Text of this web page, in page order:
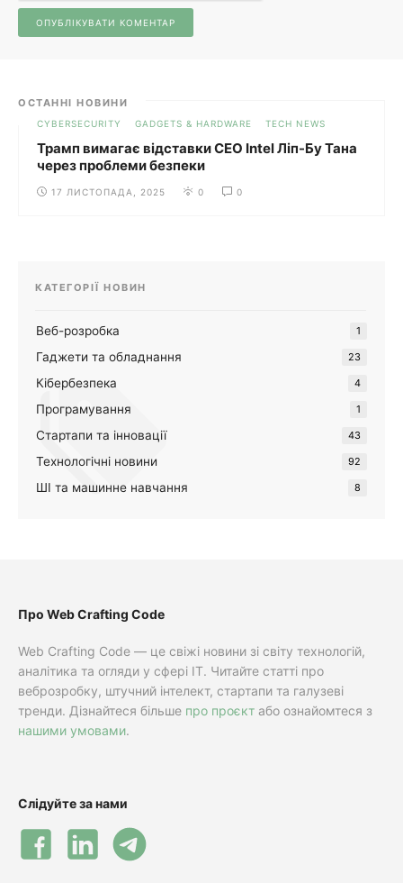
ОСТАННІ НОВИНИ
CYBERSECURITY GADGETS & HARDWARE TECH NEWS
Трамп вимагає відставки CEO Intel Ліп-Бу Тана
через проблеми безпеки
17 ЛИСТОПАДА, 2025 0 0
КАТЕГОРІЇ НОВИН
Веб-розробка 1
Гаджети та обладнання 23
Кібербезпека 4
Програмування 1
Стартапи та інновації 43
Технологічні новини 92
ШІ та машинне навчання 8
Про Web Crafting Code
Web Crafting Code — це свіжі новини зі світу технологій,
аналітика та огляди у сфері IT. Читайте статті про
веброзробку, штучний інтелект, стартапи та галузеві
тренди. Дізнайтеся більше про проєкт або ознайомтеся з
нашими умовами.
Слідуйте за нами